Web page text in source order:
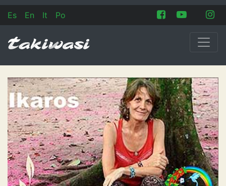
Es En It Po